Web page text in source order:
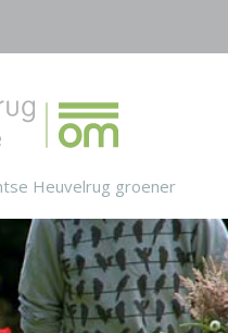
Heuvelrug groener